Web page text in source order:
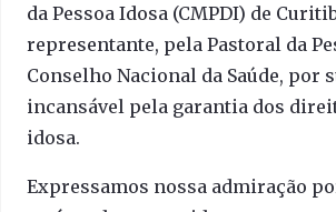
da Pessoa Idosa (CMPDI) de
representante, pela Pastoral da
Conselho Nacional da Saúde, por
incansável pela garantia dos
idosa.
Expressamos nossa admiração